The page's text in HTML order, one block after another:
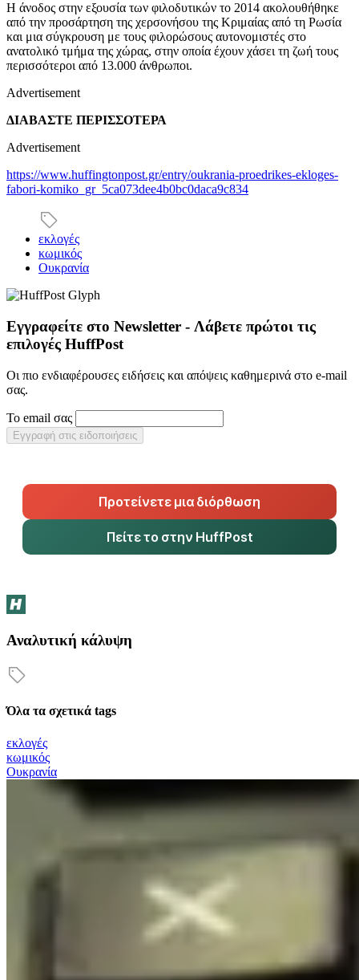
Η άνοδος στην εξουσία των φιλοδυτικών το 2014 ακολουθήθηκε
από την προσάρτηση της χερσονήσου της Κριμαίας από τη Ρωσία
και μια σύγκρουση με τους φιλορώσους αυτονομιστές στο
ανατολικό τμήμα της χώρας, στην οποία έχουν χάσει τη ζωή τους
περισσότεροι από 13.000 άνθρωποι.
Advertisement
ΔΙΑΒΑΣΤΕ ΠΕΡΙΣΣΟΤΕΡΑ
Advertisement
https://www.huffingtonpost.gr/entry/oukrania-proedrikes-ekloges-
fabori-komiko_gr_5ca073dee4b0bc0daca9c834
εκλογές
κωμικός
Ουκρανία
Εγγραφείτε στο Newsletter - Λάβετε πρώτοι τις
επιλογές HuffPost
Οι πιο ενδιαφέρουσες ειδήσεις και απόψεις καθημερινά στο e-mail
σας.
Το email σας
Εγγραφή στις ειδοποιήσεις
Προτείνετε μια διόρθωση
Πείτε το στην HuffPost
Αναλυτική κάλυψη
Όλα τα σχετικά tags
εκλογές
κωμικός
Ουκρανία